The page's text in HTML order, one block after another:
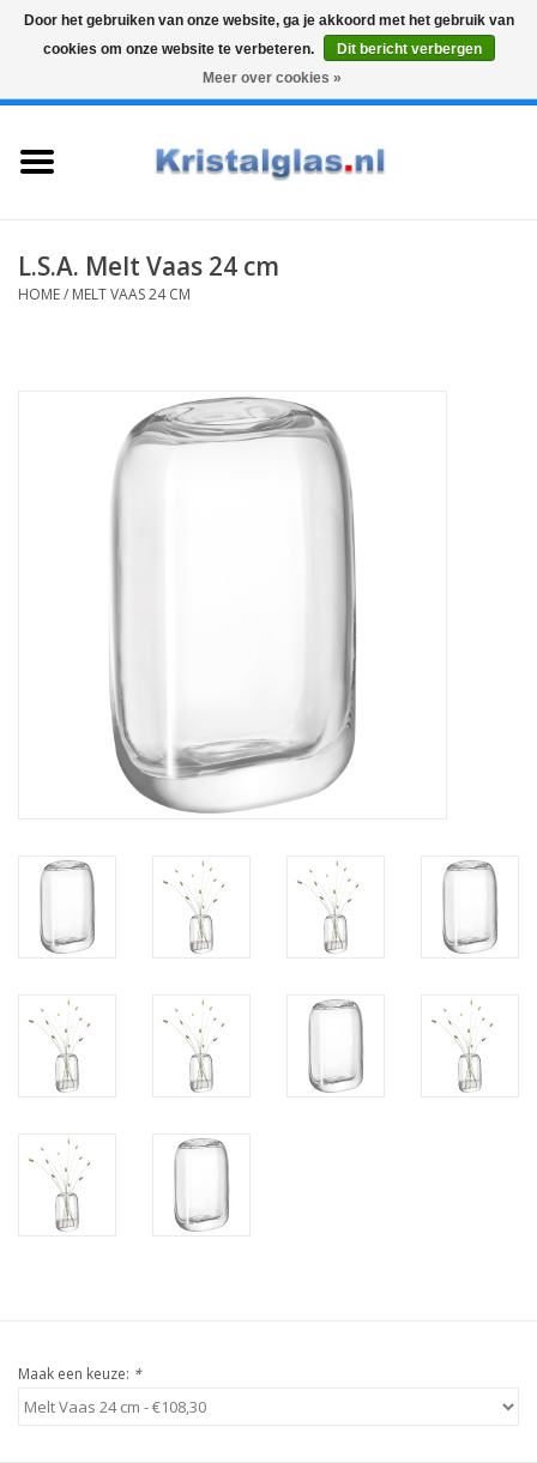
Graveren
Karaffen
L.S.A. Melt Vaas 24 cm
HOME/ MELT VAAS 24 CM
Maak een keuze: *
Door het gebruiken van onze website, ga je akkoord met het gebruik van
cookies om onze website te verbeteren.
Dit bericht verbergen
Meer over cookies »